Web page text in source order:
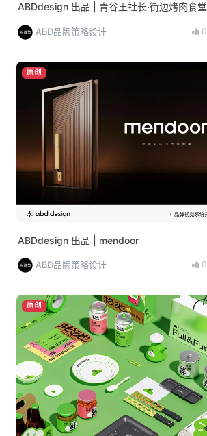
ABDdesign 出品 | 青谷王社长·街边烤肉食堂
ABD品牌策略设计 0
原创
ABDdesign 出品 | mendoor
ABD品牌策略设计 0
原创